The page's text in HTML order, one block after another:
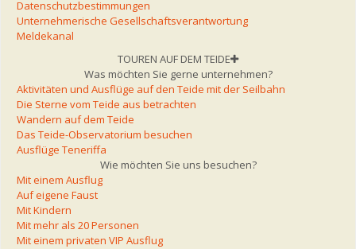
Datenschutzbestimmungen
Unternehmerische Gesellschaftsverantwortung
Meldekanal
TOUREN AUF DEM TEIDE
Was möchten Sie gerne unternehmen?
Aktivitäten und Ausflüge auf den Teide mit der Seilbahn
Die Sterne vom Teide aus betrachten
Wandern auf dem Teide
Das Teide-Observatorium besuchen
Ausflüge Teneriffa
Wie möchten Sie uns besuchen?
Mit einem Ausflug
Auf eigene Faust
Mit Kindern
Mit mehr als 20 Personen
Mit einem privaten VIP Ausflug